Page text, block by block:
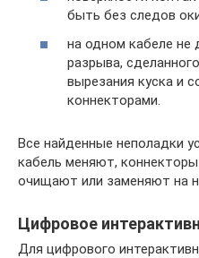
быть без следов
на одном кабеле не
разрыва,
вырезания куска и
коннекторами.
Все найденные неполадки
кабель меняют,
очищают или заменяют на
Цифровое
Для цифрового